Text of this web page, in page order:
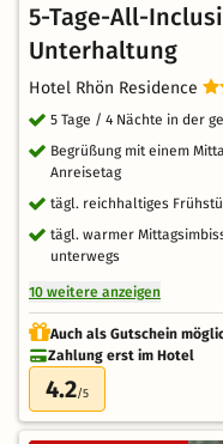
5-Tage-All-
Unterhaltung
Hotel Rhön Residence
5 Tage / 4 Nächte in der
Begrüßung mit einem
Anreisetag
tägl. reichhaltiges
tägl. warmer
unterwegs
10 weitere anzeigen
Auch als Gutschein
Zahlung erst im Hotel
4.2/5